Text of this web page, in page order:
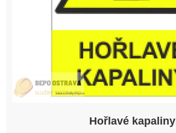
Hořlavé kapaliny